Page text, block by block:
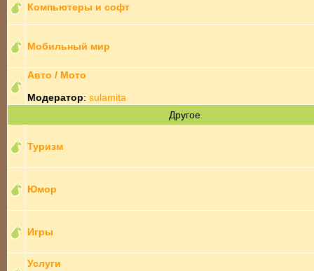
Компьютеры и софт
Мобильный мир
Авто / Мото
Модератор: sulamita
Другое
Туризм
Юмор
Игры
Услуги